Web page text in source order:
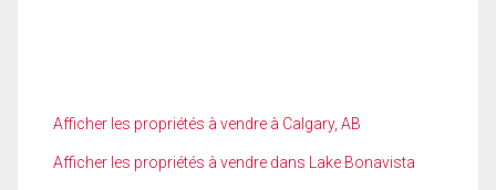
Afficher les propriétés à vendre à Calgary, AB
Afficher les propriétés à vendre dans Lake Bonavista